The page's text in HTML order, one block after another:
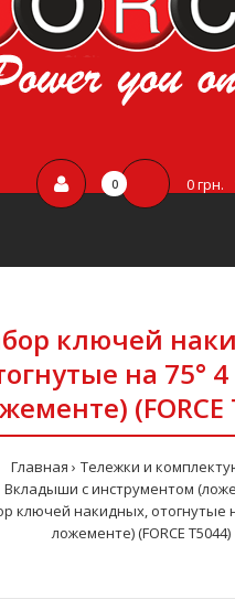
0 0 грн.
ключей
на 75°
(FORCE
Главная
Тележки и
Вкладыши с инструментом
ключей накидных, отогнутые
ложементе) (FORCE T5044)